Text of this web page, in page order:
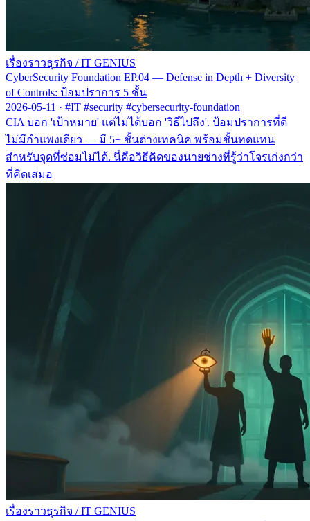
เรื่องราวธุรกิจ / IT GENIUS
CyberSecurity Foundation EP.04 — Defense in Depth + Diversity
of Controls: ป้อมปราการ 5 ชั้น
2026-05-11 · #IT #security #cybersecurity-foundation
CIA บอก 'เป้าหมาย' แต่ไม่ได้บอก 'วิธีไปถึง'. ป้อมปราการที่ดี
ไม่มีกำแพงเดียว — มี 5+ ชั้นต่างเทคนิค พร้อมชั้นทดแทน
สำหรับจุดที่ซ่อมไม่ได้. นี่คือวิธีคิดของนายช่างที่รู้ว่าโจรเก่งกว่า
ที่คิดเสมอ
เรื่องราวธุรกิจ / IT GENIUS